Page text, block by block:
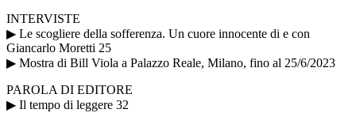
INTERVISTE
▶ Le scogliere della sofferenza. Un cuore innocente di e con
Giancarlo Moretti 25
▶ Mostra di Bill Viola a Palazzo Reale, Milano, fino al 25/6/2023
PAROLA DI EDITORE
▶ Il tempo di leggere 32